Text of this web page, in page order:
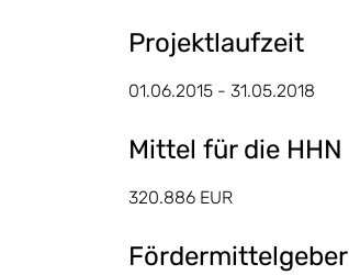
Projektlaufzeit
01.06.2015 - 31.05.2018
Mittel für die HHN
320.886 EUR
Fördermittelgeber